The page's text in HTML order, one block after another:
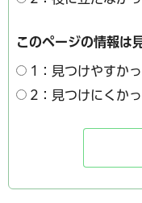
このページの情報は
1：見つけやすか
2：見つけにくか